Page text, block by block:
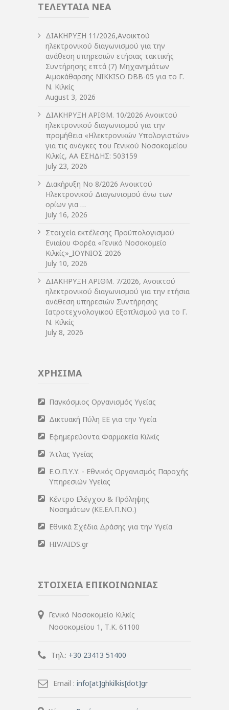
ΤΕΛΕΥΤΑΙΑ ΝΕΑ
ΔIΑΚΗΡΥΞΗ 11/2026,Ανοικτού
ηλεκτρονικού διαγωνισμού για την
ανάθεση υπηρεσιών ετήσιας τακτικής
Συντήρησης επτά (7) Μηχανημάτων
Αιμοκάθαρσης NIKKISO DBB-05 για το Γ.
Ν. Κιλκίς
August 3, 2026
ΔIΑΚΗΡΥΞΗ ΑΡIΘΜ. 10/2026 Ανοικτού
ηλεκτρονικού διαγωνισμού για την
προμήθεια «Ηλεκτρονικών Υπολογιστών»
για τις ανάγκες του Γενικού Νοσοκομείου
Κιλκίς, ΑΑ ΕΣΗΔΗΣ: 503159
July 23, 2026
Διακήρυξη Νο 8/2026 Ανοικτού
Ηλεκτρονικού Διαγωνισμού άνω των
ορίων για …
July 16, 2026
Στοιχεία εκτέλεσης Προϋπολογισμού
Ενιαίου Φορέα «Γενικό Νοσοκομείο
Κιλκίς»_ΙΟΥΝΙΟΣ 2026
July 10, 2026
ΔIΑΚΗΡΥΞΗ ΑΡIΘΜ. 7/2026, Ανοικτού
ηλεκτρονικού διαγωνισμού για την ετήσια
ανάθεση υπηρεσιών Συντήρησης
Ιατροτεχνολογικού Εξοπλισμού για το Γ.
Ν. Κιλκίς
July 8, 2026
ΧΡΗΣΙΜΑ
Παγκόσμιος Οργανισμός Υγείας
Δικτυακή Πύλη ΕΕ για την Υγεία
Εφημερεύοντα Φαρμακεία Κιλκίς
Άτλας Υγείας
Ε.Ο.Π.Υ.Υ. - Εθνικός Οργανισμός Παροχής
Υπηρεσιών Υγείας
Κέντρο Ελέγχου & Πρόληψης
Νοσημάτων (ΚΕ.ΕΛ.Π.ΝΟ.)
Εθνικά Σχέδια Δράσης για την Υγεία
HIV/AIDS.gr
ΣΤΟΙΧΕΙΑ ΕΠΙΚΟΙΝΩΝΙΑΣ
Γενικό Νοσοκομείο Κιλκίς
Νοσοκομείου 1, Τ.Κ. 61100
Τηλ.: +30 23413 51400
Email : info[at]ghkilkis[dot]gr